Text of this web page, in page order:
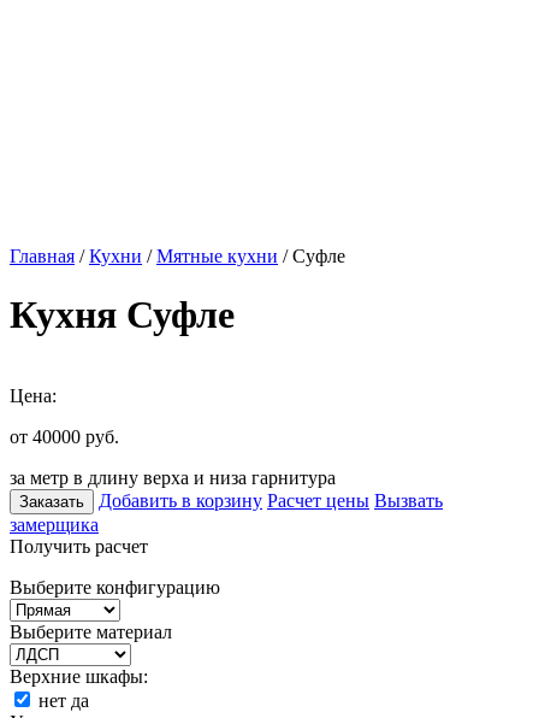
Главная /Кухни /Мятные кухни / Суфле
Кухня Суфле
Цена:
от 40000 руб.
за метр в длину верха и низа гарнитура
Заказать Добавить в корзину Расчет цены Вызвать
замерщика
Получить расчет
Выберите конфигурацию
Выберите материал
Верхние шкафы:
нет да